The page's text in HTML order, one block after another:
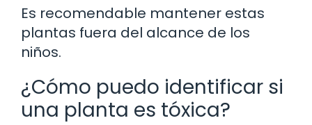
Es recomendable mantener estas
plantas fuera del alcance de los
niños.
¿Cómo puedo identificar si
una planta es tóxica?